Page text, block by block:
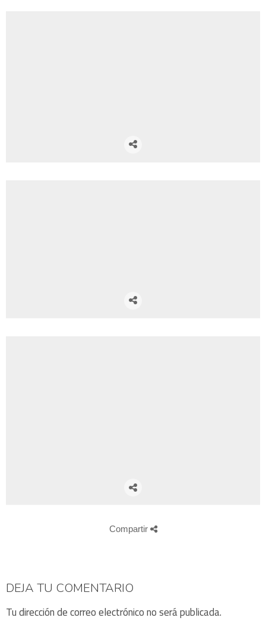
Compartir
DEJA TU COMENTARIO
Tu dirección de correo electrónico no será publicada.